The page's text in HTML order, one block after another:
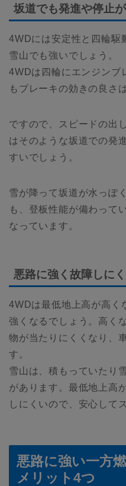
坂道でも発進や停止
4WDには安定性と四輪駆
雪山でも強いでしょう。
4WDは四輪にエンジンブ
もブレーキの効きの良さ
ですので、スピードの出
はそのような坂道での発
すいでしょう。
雪が降って坂道が水っぽ
も、登板性能が備わって
なっています。
悪路に強く故障しに
4WDは最低地上高が高く
強くなるでしょう。高く
物が当たりにくくなり、
す。
雪山は、積もっていたり
があります。最低地上高
しにくいので、安心して
悪路に強い一方
メリット4つ